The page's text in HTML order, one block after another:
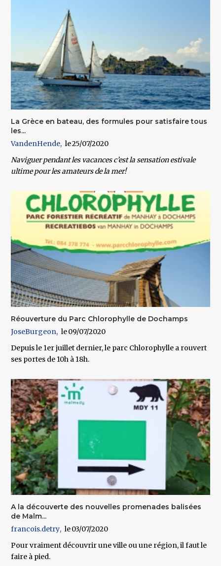
La Grèce en bateau, des formules pour satisfaire tous
les...
VandenHende
25/07/2020
Naviguer pendant les vacances c’est la sensation estivale
ultime pour les amateurs de la mer!
Réouverture du Parc Chlorophylle de Dochamps
JoseBurgeon
09/07/2020
Depuis le 1er juillet dernier, le parc Chlorophylle a rouvert
ses portes de 10h à 18h.
A la découverte des nouvelles promenades balisées
de Malm...
francois.detry
03/07/2020
Pour vraiment découvrir une ville ou une région, il faut le
faire à pied.